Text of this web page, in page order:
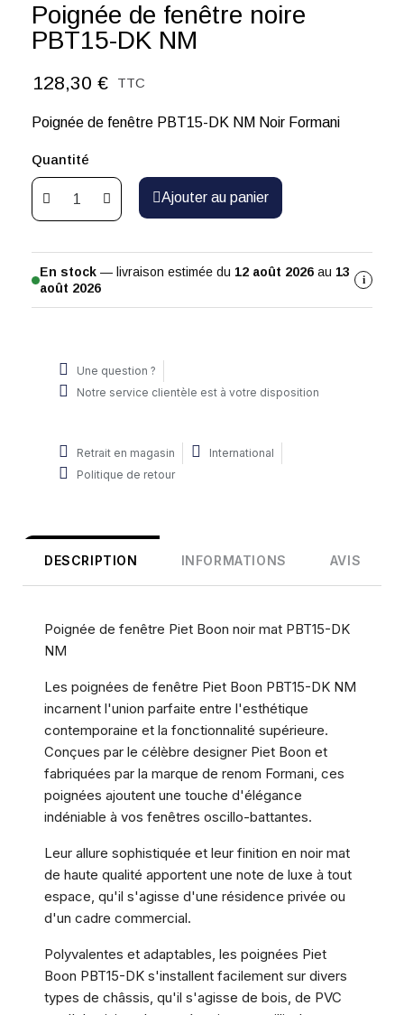
Poignée de fenêtre noire
PBT15-DK NM
128,30 € TTC
Poignée de fenêtre PBT15-DK NM Noir Formani
Quantité
Ajouter au panier
En stock — livraison estimée du 12 août 2026 au 13
août 2026
i
Une question ?
Notre service clientèle est à votre disposition
Retrait en magasin
International
Politique de retour
DESCRIPTION INFORMATIONS AVIS
Poignée de fenêtre Piet Boon noir mat PBT15-DK
NM
Les poignées de fenêtre Piet Boon PBT15-DK NM
incarnent l'union parfaite entre l'esthétique
contemporaine et la fonctionnalité supérieure.
Conçues par le célèbre designer Piet Boon et
fabriquées par la marque de renom Formani, ces
poignées ajoutent une touche d'élégance
indéniable à vos fenêtres oscillo-battantes.
Leur allure sophistiquée et leur finition en noir mat
de haute qualité apportent une note de luxe à tout
espace, qu'il s'agisse d'une résidence privée ou
d'un cadre commercial.
Polyvalentes et adaptables, les poignées Piet
Boon PBT15-DK s'installent facilement sur divers
types de châssis, qu'il s'agisse de bois, de PVC